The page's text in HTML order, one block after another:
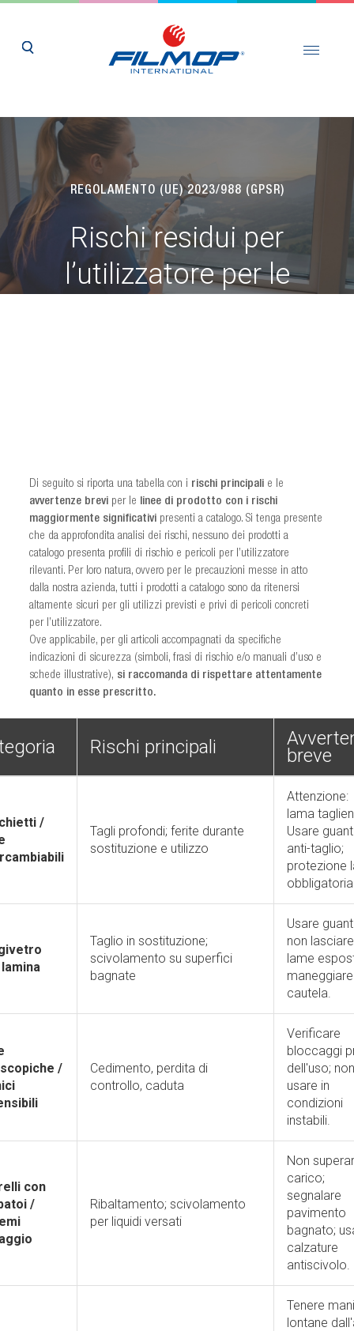
REGOLAMENTO (UE) 2023/988 (GPSR)
Rischi residui per
l’utilizzatore per le
Di seguito si riporta una tabella con i rischi principali e le
avvertenze brevi per le linee di prodotto con i rischi
maggiormente significativi presenti a catalogo. Si tenga presente
che da approfondita analisi dei rischi, nessuno dei prodotti a
catalogo presenta profili di rischio e pericoli per l’utilizzatore
rilevanti. Per loro natura, ovvero per le precauzioni messe in atto
dalla nostra azienda, tutti i prodotti a catalogo sono da ritenersi
altamente sicuri per gli utilizzi previsti e privi di pericoli concreti
per l’utilizzatore.
Ove applicabile, per gli articoli accompagnati da specifiche
indicazioni di sicurezza (simboli, frasi di rischio e/o manuali d’uso e
schede illustrative), si raccomanda di rispettare attentamente
quanto in esse prescritto.
Rischi principali breve
/
Tagli profondi; ferite durante
sostituzione e utilizzo
Attenzione:
lama
Usare
anti-taglio;
protezione
Taglio in sostituzione;
scivolamento su superfici
bagnate
Usare
non lasciare
lame
cautela.
/
Cedimento, perdita di
controllo, caduta
Verificare
bloccaggi
dell'uso; non
usare in
condizioni
instabili.
con
/
Ribaltamento; scivolamento
per liquidi versati
Non
carico;
segnalare
pavimento
bagnato;
calzature
antiscivolo.
Tenere mani
lontane